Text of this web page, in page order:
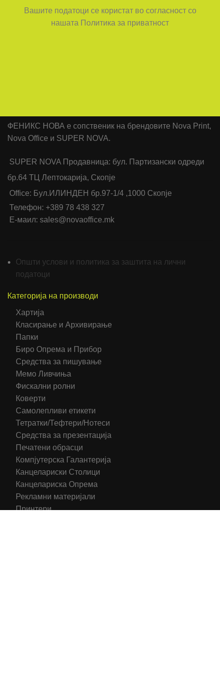
Вашите податоци се користат во согласност со
нашата Политика за приватност
ФЕНИКС НОВА е сопственик на брендовите Nova Print,
Nova Office и SUPER NOVA.
SUPER NOVA Продавница: бул. Партизански одреди
бр.64 ТЦ Лептокарија, Скопје
Office: Бул.ИЛИНДЕН бр.97-1/4 ,1000 Скопје
Телефон: +389 78 438 327
Е-маил: sales@novaoffice.mk
Општи услови и политика за заштита на лични
податоци
Категорија на производи
Хартија
Класирање и Архивирање
Папки
Биро Опрема и Прибор
Средства за пишување
Мемо Ливчиња
Фискални ролни
Коверти
Самолепливи етикети
Тетратки/Тефтери/Нотеси
Средства за презентација
Печатени обрасци
Компјутерска Галантерија
Канцелариски Столици
Канцелариска Опрема
Рекламни материјали
Принтери